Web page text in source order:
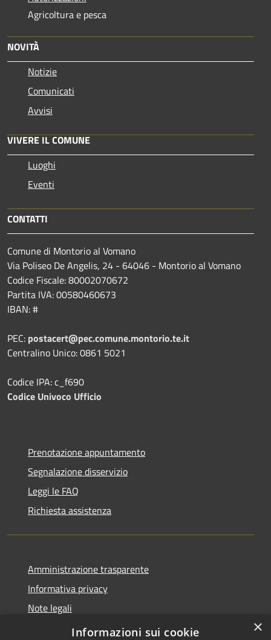
Agricoltura e pesca
NOVITÀ
Notizie
Comunicati
Avvisi
VIVERE IL COMUNE
Luoghi
Eventi
CONTATTI
Comune di Montorio al Vomano
Via Poliseo De Angelis, 24 - 64046 - Montorio al Vomano
Codice Fiscale: 80002070672
Partita IVA: 00580460673
IBAN: #
PEC: postacert@pec.comune.montorio.te.it
Centralino Unico: 0861 5021
Codice IPA: c_f690
Codice Univoco Ufficio
Prenotazione appuntamento
Segnalazione disservizio
Leggi le FAQ
Richiesta assistenza
Amministrazione trasparente
Informativa privacy
Note legali
Dichiarazione di accessibilità
×
Informazioni sui cookie